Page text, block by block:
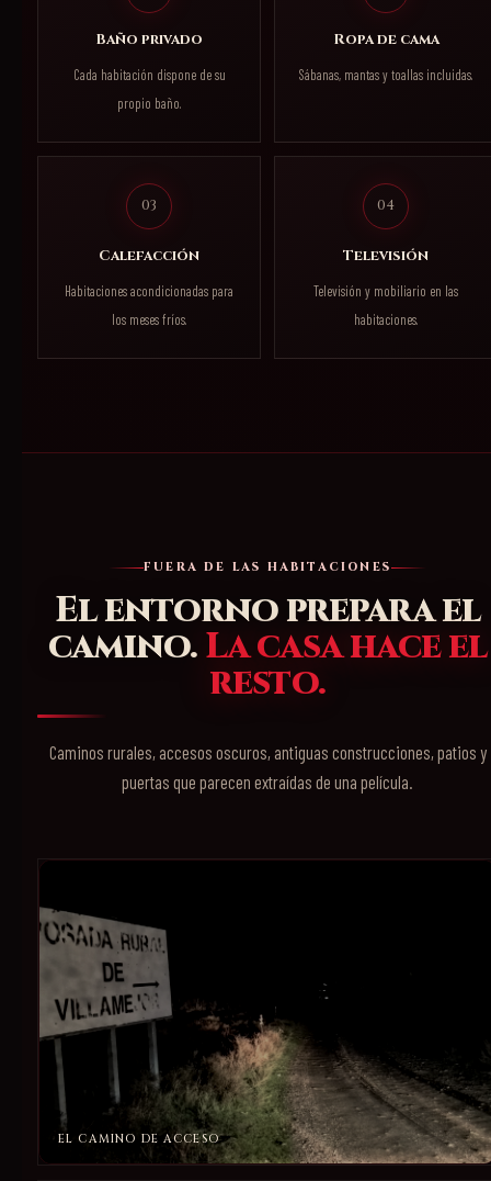
Baño privado
Cada habitación dispone de su
propio baño.
Ropa de cama
Sábanas, mantas y toallas incluidas.
03
Calefacción
Habitaciones acondicionadas para
los meses fríos.
04
Televisión
Televisión y mobiliario en las
habitaciones.
FUERA DE LAS HABITACIONES
El entorno prepara el
camino.La casa hace el
resto.
Caminos rurales, accesos oscuros, antiguas construcciones, patios y
puertas que parecen extraídas de una película.
EL CAMINO DE ACCESO